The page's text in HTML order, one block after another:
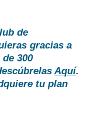
de
gracias a
300
Aquí.
tu plan